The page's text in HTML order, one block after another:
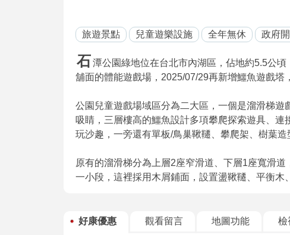
旅遊景點 兒童遊樂設施 全年無休 政府
石潭公園綠地位在台北市內湖區，佔地約5.5公
舖面的體能遊戲場，2025/07/29再新增鱷魚遊戲塔
公園兒童遊戲場域區分為二大區，一個是溜滑梯
吸睛，三層樓高的鱷魚設計多項攀爬探索遊具、
玩沙趣，一旁還有單板/鳥巢鞦韆、攀爬架、樹葉造
原有的溜滑梯分為上層2座窄滑道、下層1座寬滑
一小段，這裡採用木屑鋪面，設置盪鞦韆、平衡木
好康優惠 觀看留言 地圖功能 檢